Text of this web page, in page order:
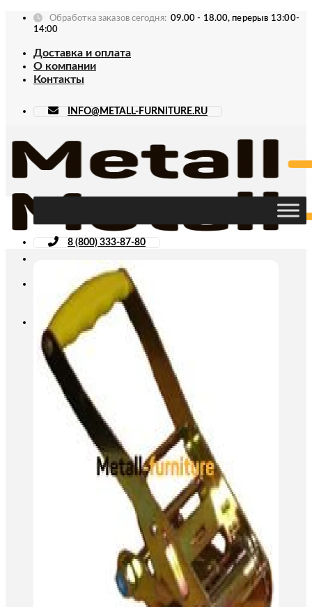
Skip
Обработка заказов сегодня: 09.00 - 18.00, перерыв 13:00-
14:00
Доставка и оплата
О компании
Контакты
INFO@METALL-FURNITURE.RU
8 (800) 333-87-80